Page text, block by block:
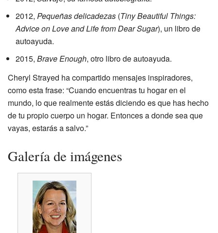
2012, Pequeñas delicadezas (Tiny Beautiful Things:
Advice on Love and Life from Dear Sugar), un libro de
autoayuda.
2015, Brave Enough, otro libro de autoayuda.
Cheryl Strayed ha compartido mensajes inspiradores,
como esta frase: “Cuando encuentras tu hogar en el
mundo, lo que realmente estás diciendo es que has hecho
de tu propio cuerpo un hogar. Entonces a donde sea que
vayas, estarás a salvo.”
Galería de imágenes